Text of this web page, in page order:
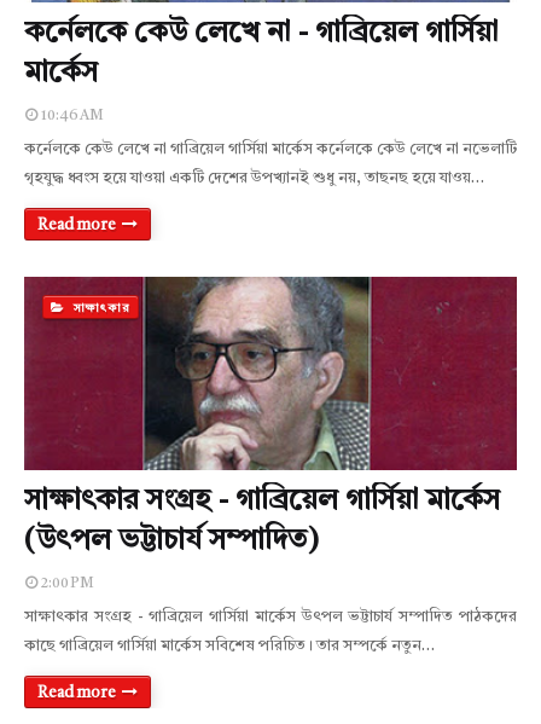
কর্নেলকে কেউ লেখে না - গাব্রিয়েল গার্সিয়া
মার্কেস
10:46 AM
কর্নেলকে কেউ লেখে না গাব্রিয়েল গার্সিয়া মার্কেস কর্নেলকে কেউ লেখে না নভেলাটি
গৃহযুদ্ধ ধ্বংস হয়ে যাওয়া একটি দেশের উপখ্যানই শুধু নয়, তাছনছ হয়ে যাওয়…
Read more
সাক্ষাৎকার
সাক্ষাৎকার সংগ্রহ - গাব্রিয়েল গার্সিয়া মার্কেস
(উৎপল ভট্টাচার্য সম্পাদিত)
2:00 PM
সাক্ষাৎকার সংগ্রহ - গাব্রিয়েল গার্সিয়া মার্কেস উৎপল ভট্টাচার্য সম্পাদিত পাঠকদের
কাছে গাব্রিয়েল গার্সিয়া মার্কেস সবিশেষ পরিচিত। তার সম্পর্কে নতুন…
Read more